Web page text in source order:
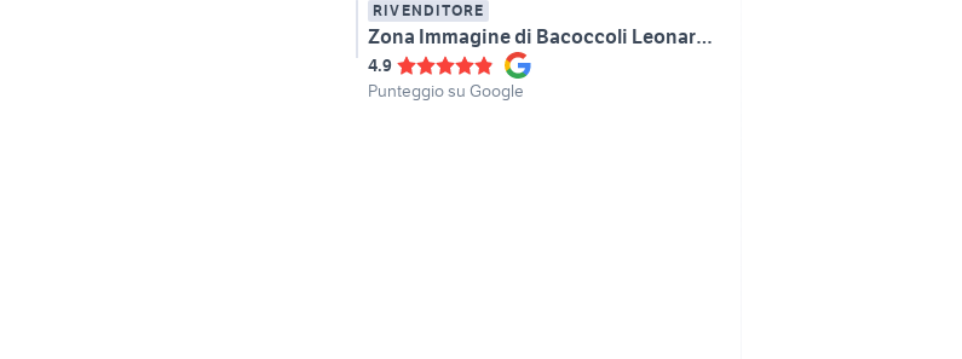
RIVENDITORE
Zona Immagine di Bacoccoli Leonardo
4.9
Punteggio su Google